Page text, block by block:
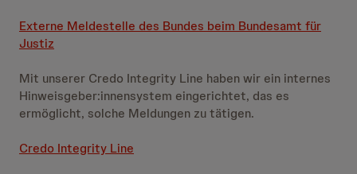
Externe Meldestelle des Bundes beim Bundesamt für
Justiz
Mit unserer Credo Integrity Line haben wir ein internes
Hinweisgeber:innensystem eingerichtet, das es
ermöglicht, solche Meldungen zu tätigen.
Credo Integrity Line